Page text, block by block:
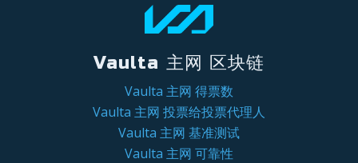
Vaulta 主网 区块链
Vaulta 主网 得票数
Vaulta 主网 投票给投票代理人
Vaulta 主网 基准测试
Vaulta 主网 可靠性